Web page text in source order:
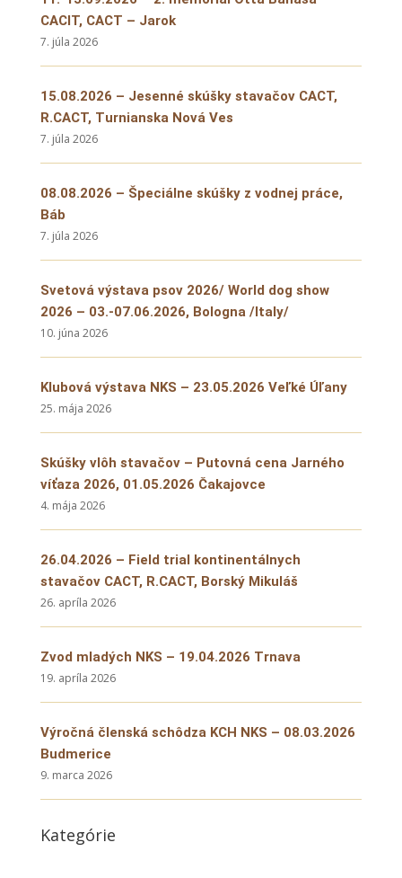
CACIT, CACT – Jarok
7. júla 2026
15.08.2026 – Jesenné skúšky stavačov CACT,
R.CACT, Turnianska Nová Ves
7. júla 2026
08.08.2026 – Špeciálne skúšky z vodnej práce,
Báb
7. júla 2026
Svetová výstava psov 2026/ World dog show
2026 – 03.-07.06.2026, Bologna /Italy/
10. júna 2026
Klubová výstava NKS – 23.05.2026 Veľké Úľany
25. mája 2026
Skúšky vlôh stavačov – Putovná cena Jarného
víťaza 2026, 01.05.2026 Čakajovce
4. mája 2026
26.04.2026 – Field trial kontinentálnych
stavačov CACT, R.CACT, Borský Mikuláš
26. apríla 2026
Zvod mladých NKS – 19.04.2026 Trnava
19. apríla 2026
Výročná členská schôdza KCH NKS – 08.03.2026
Budmerice
9. marca 2026
Kategórie